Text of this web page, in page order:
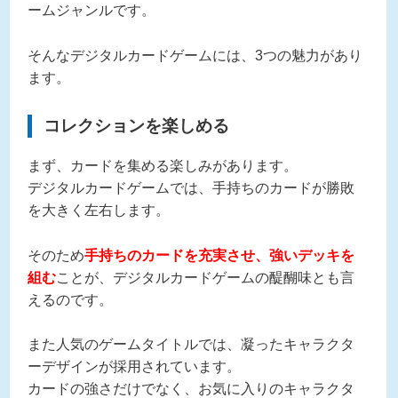
ームジャンルです。
そんなデジタルカードゲームには、3つの魅力があり
ます。
コレクションを楽しめる
まず、カードを集める楽しみがあります。
デジタルカードゲームでは、手持ちのカードが勝敗
を大きく左右します。
そのため手持ちのカードを充実させ、強いデッキを
組むことが、デジタルカードゲームの醍醐味とも言
えるのです。
また人気のゲームタイトルでは、凝ったキャラクタ
ーデザインが採用されています。
カードの強さだけでなく、お気に入りのキャラクタ